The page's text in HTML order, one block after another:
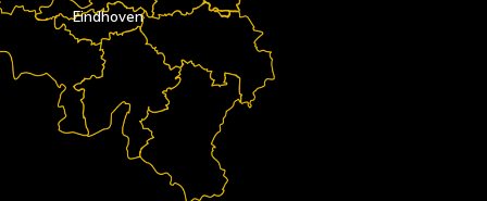
Eindhoven